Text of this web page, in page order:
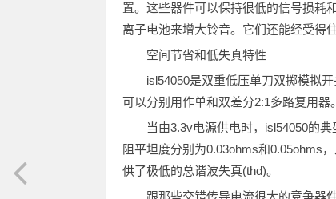
置。这些器件可以保持很低的信号损耗
离子电池来增大铃音。它们还能经受得
空间节省和低失真特性
isl54050是双重低压单刀双掷模拟
可以分别用作单和双差分2:1多路复用器。
当由3.3v电源供电时，isl54050的
阻平坦度分别为0.03ohms和0.05ohms
供了极低的总谐波失真(thd)。
跟那些交错传导电流很大的竞争器